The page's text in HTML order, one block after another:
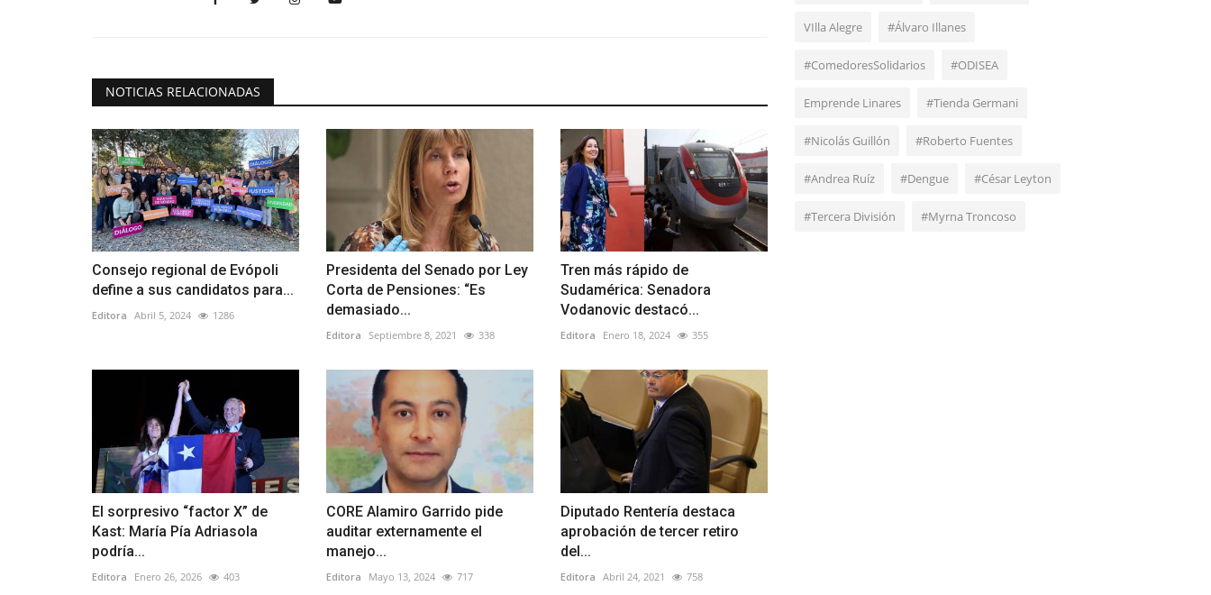
NOTICIAS RELACIONADAS
Consejo regional de Evópoli
define a sus candidatos para...
Editora Abril 5, 2024 1286
Presidenta del Senado por Ley
Corta de Pensiones: “Es
demasiado...
Editora Septiembre 8, 2021 338
Tren más rápido de
Sudamérica: Senadora
Vodanovic destacó...
Editora Enero 18, 2024 355
El sorpresivo “factor X” de
Kast: María Pía Adriasola
podría...
Editora Enero 26, 2026 403
CORE Alamiro Garrido pide
auditar externamente el
manejo...
Editora Mayo 13, 2024 717
Diputado Rentería destaca
aprobación de tercer retiro
del...
Editora Abril 24, 2021 758
VIlla Alegre #Álvaro Illanes
#ComedoresSolidarios #ODISEA
Emprende Linares #Tienda Germani
#Nicolás Guillón #Roberto Fuentes
#Andrea Ruíz #Dengue #César Leyton
#Tercera División #Myrna Troncoso